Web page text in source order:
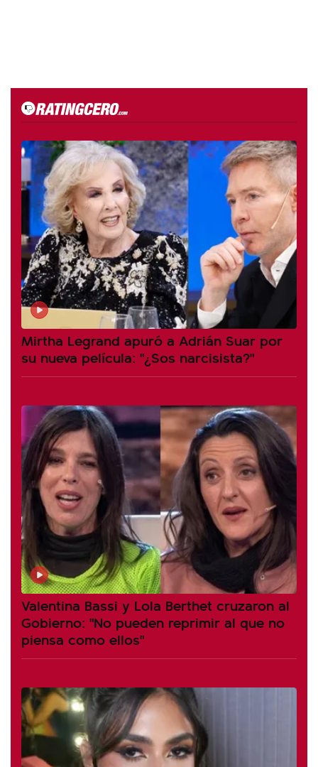
Mirtha Legrand apuró a Adrián Suar por
su nueva película: "¿Sos narcisista?"
Valentina Bassi y Lola Berthet cruzaron al
Gobierno: "No pueden reprimir al que no
piensa como ellos"